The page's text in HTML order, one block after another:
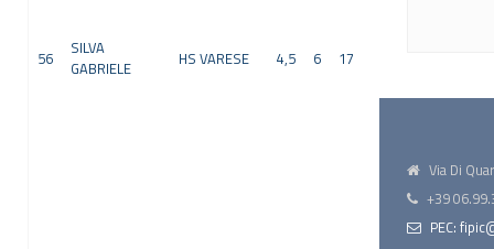
56
SILVA
GABRIELE
HS VARESE 4,5 6 17
Via Di
+39
PEC: